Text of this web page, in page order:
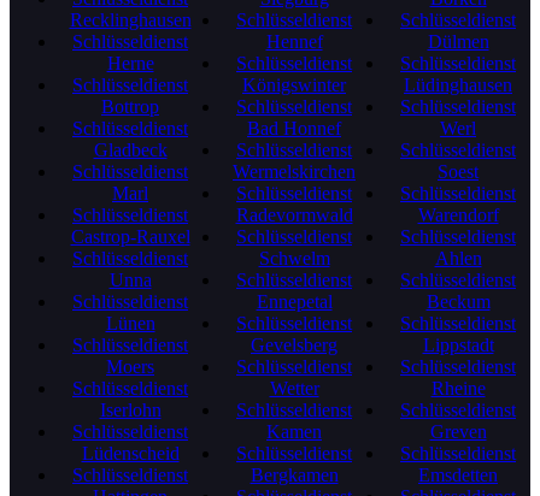
Recklinghausen
Schlüsseldienst
Herne
Schlüsseldienst
Bottrop
Schlüsseldienst
Gladbeck
Schlüsseldienst
Marl
Schlüsseldienst
Castrop-Rauxel
Schlüsseldienst
Unna
Schlüsseldienst
Lünen
Schlüsseldienst
Moers
Schlüsseldienst
Iserlohn
Schlüsseldienst
Lüdenscheid
Schlüsseldienst
Schlüsseldienst
Hennef
Schlüsseldienst
Königswinter
Schlüsseldienst
Bad Honnef
Schlüsseldienst
Wermelskirchen
Schlüsseldienst
Radevormwald
Schlüsseldienst
Schwelm
Schlüsseldienst
Ennepetal
Schlüsseldienst
Gevelsberg
Schlüsseldienst
Wetter
Schlüsseldienst
Kamen
Schlüsseldienst
Bergkamen
Schlüsseldienst
Dülmen
Schlüsseldienst
Lüdinghausen
Schlüsseldienst
Werl
Schlüsseldienst
Soest
Schlüsseldienst
Warendorf
Schlüsseldienst
Ahlen
Schlüsseldienst
Beckum
Schlüsseldienst
Lippstadt
Schlüsseldienst
Rheine
Schlüsseldienst
Greven
Schlüsseldienst
Emsdetten